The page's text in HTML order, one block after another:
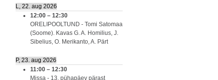
L, 22. aug 2026
12:00 – 12:30
ORELIPOOLTUND - Tomi Satomaa
(Soome). Kavas G. A. Homilius, J.
Sibelius, O. Merikanto, A. Pärt
P, 23. aug 2026
11:00 – 12:30
Missa - 13. pühapäev pärast